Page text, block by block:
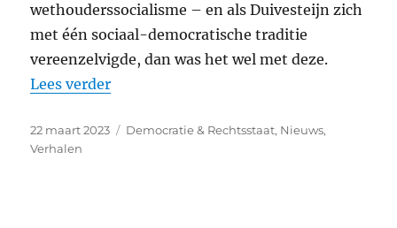
wethouderssocialisme – en als Duivesteijn zich
met één sociaal-democratische traditie
vereenzelvigde, dan was het wel met deze.
Lees verder“Adri Duivesteijn, 27 augustus 1950 –
Geplaatst
op
22 maart 2023 Categorieën
Democratie & Rechtsstaat, Nieuws,
Verhalen